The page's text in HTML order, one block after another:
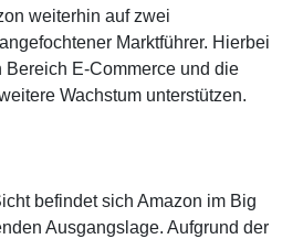
weiterhin auf zwei
Marktführer. Hierbei
Bereich E-Commerce und die
Wachstum unterstützen.
befindet sich Amazon im Big
Ausgangslage. Aufgrund der